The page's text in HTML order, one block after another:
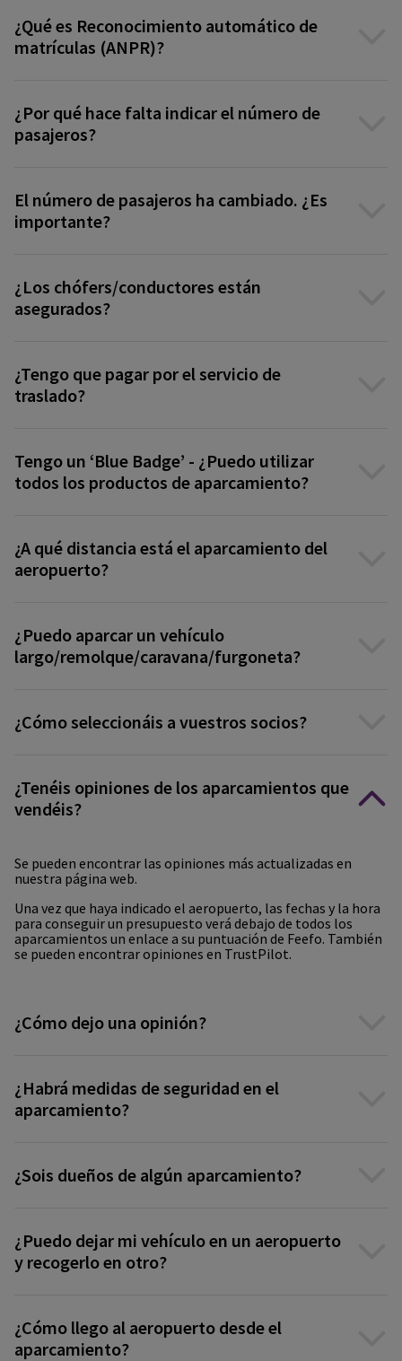
¿Qué es Reconocimiento automático de
matrículas (ANPR)?
¿Por qué hace falta indicar el número de
pasajeros?
El número de pasajeros ha cambiado. ¿Es
importante?
¿Los chófers/conductores están
asegurados?
¿Tengo que pagar por el servicio de
traslado?
Tengo un ‘Blue Badge’ - ¿Puedo utilizar
todos los productos de aparcamiento?
¿A qué distancia está el aparcamiento del
aeropuerto?
¿Puedo aparcar un vehículo
largo/remolque/caravana/furgoneta?
¿Cómo seleccionáis a vuestros socios?
¿Tenéis opiniones de los aparcamientos que
vendéis?
Se pueden encontrar las opiniones más actualizadas en
nuestra página web.
Una vez que haya indicado el aeropuerto, las fechas y la hora
para conseguir un presupuesto verá debajo de todos los
aparcamientos un enlace a su puntuación de Feefo. También
se pueden encontrar opiniones en TrustPilot.
¿Cómo dejo una opinión?
¿Habrá medidas de seguridad en el
aparcamiento?
¿Sois dueños de algún aparcamiento?
¿Puedo dejar mi vehículo en un aeropuerto
y recogerlo en otro?
¿Cómo llego al aeropuerto desde el
aparcamiento?